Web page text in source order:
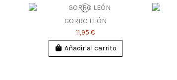
GORRO LEÓN
11,95 €
Añadir al carrito